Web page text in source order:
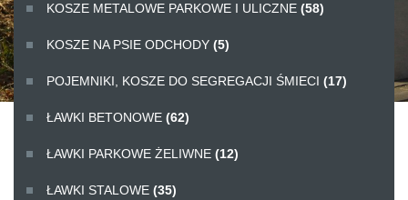
KOSZE METALOWE PARKOWE I ULICZNE (58)
KOSZE NA PSIE ODCHODY (5)
POJEMNIKI, KOSZE DO SEGREGACJI ŚMIECI (17)
ŁAWKI BETONOWE (62)
ŁAWKI PARKOWE ŻELIWNE (12)
ŁAWKI STALOWE (35)